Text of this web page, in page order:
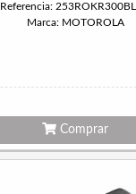
Referencia:
Marca: MOTOROLA
Comprar